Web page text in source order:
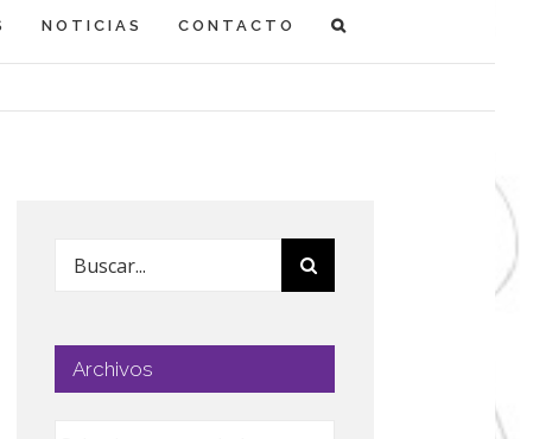
NOTICIAS CONTACTO
Buscar:
Archivos